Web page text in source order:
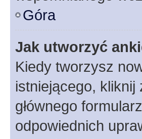
Góra
Jak utworzyć
Kiedy tworzysz
istniejącego, kliknij
głównego
odpowiednich